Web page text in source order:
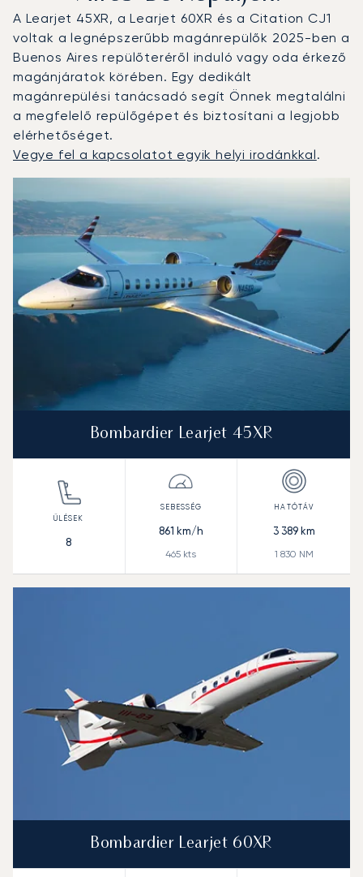
A Learjet 45XR, a Learjet 60XR és a Citation CJ1
voltak a legnépszerűbb magánrepülők 2025-ben a
Buenos Aires repülőteréről induló vagy oda érkező
magánjáratok körében. Egy dedikált
magánrepülési tanácsadó segít Önnek megtalálni
a megfelelő repülőgépet és biztosítani a legjobb
elérhetőséget.
Vegye fel a kapcsolatot egyik helyi irodánkkal.
Sebesség (km/h) Sebesség (csomó)Hatótávolság (km)
Hatótávolság (NM)
Bombardier Learjet 45XR
8
861 km/h
465 kts
3 389km
1 830 NM
Bombardier Learjet 60XR